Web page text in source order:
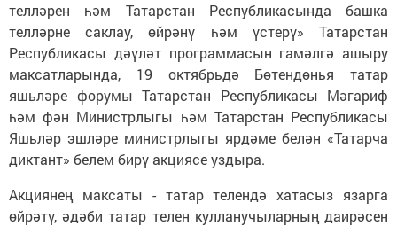
телләрен һәм Татарстан Республикасында башка
телләрне саклау, өйрәнү һәм үстерү» Татарстан
Республикасы дәүләт программасын гамәлгә ашыру
максатларында, 19 октябрьдә Бөтендөнья татар
яшьләре форумы Татарстан Республикасы Мәгариф
һәм фән Министрлыгы һәм Татарстан Республикасы
Яшьләр эшләре министрлыгы ярдәме белән «Татарча
диктант» белем бирү акциясе уздыра.
Акциянең максаты - татар телендә хатасыз язарга
өйрәтү, әдәби татар телен кулланучыларның даирәсен